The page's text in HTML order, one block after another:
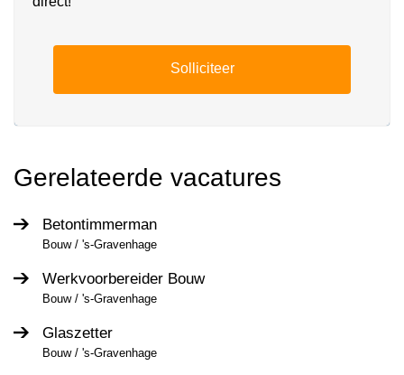
Solliciteer
Gerelateerde vacatures
Betontimmerman
Bouw / 's-Gravenhage
Werkvoorbereider Bouw
Bouw / 's-Gravenhage
Glaszetter
Bouw / 's-Gravenhage